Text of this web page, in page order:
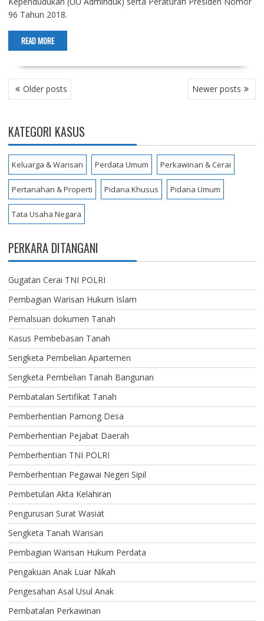
96 Tahun 2018.
READ MORE
POSTS
NAVIGATION
Older posts Newer posts
KATEGORI KASUS
Keluarga & Warisan Perdata Umum Perkawinan & Cerai
Pertanahan & Properti Pidana Khusus Pidana Umum
Tata Usaha Negara
PERKARA DITANGANI
Gugatan Cerai TNI POLRI
Pembagian Warisan Hukum Islam
Pemalsuan dokumen Tanah
Kasus Pembebasan Tanah
Sengketa Pembelian Apartemen
Sengketa Pembelian Tanah Bangunan
Pembatalan Sertifikat Tanah
Pemberhentian Pamong Desa
Pemberhentian Pejabat Daerah
Pemberhentian TNI POLRI
Pemberhentian Pegawai Negeri Sipil
Pembetulan Akta Kelahiran
Pengurusan Surat Wasiat
Sengketa Tanah Warisan
Pembagian Warisan Hukum Perdata
Pengakuan Anak Luar Nikah
Pengesahan Asal Usul Anak
Pembatalan Perkawinan